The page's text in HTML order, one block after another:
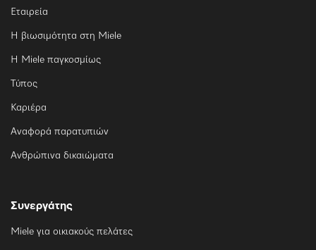
Εταιρεία
Η βιωσιμότητα στη Miele
Η Miele παγκοσμίως
Τύπος
Καριέρα
Αναφορά παρατυπιών
Ανθρώπινα δικαιώματα
Συνεργάτης
Miele για οικιακούς πελάτες